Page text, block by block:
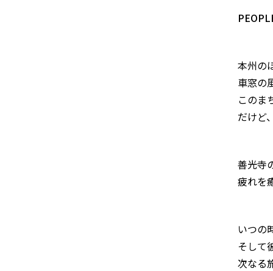
本州の
車窓の
このま
だけど
善光寺
疲れを
いつの
そして
次なる